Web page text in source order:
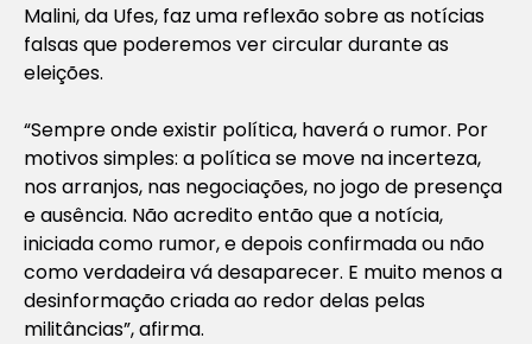
Malini, da Ufes, faz uma reflexão sobre as notícias
falsas que poderemos ver circular durante as
eleições.
“Sempre onde existir política, haverá o rumor. Por
motivos simples: a política se move na incerteza,
nos arranjos, nas negociações, no jogo de presença
e ausência. Não acredito então que a notícia,
iniciada como rumor, e depois confirmada ou não
como verdadeira vá desaparecer. E muito menos a
desinformação criada ao redor delas pelas
militâncias”, afirma.